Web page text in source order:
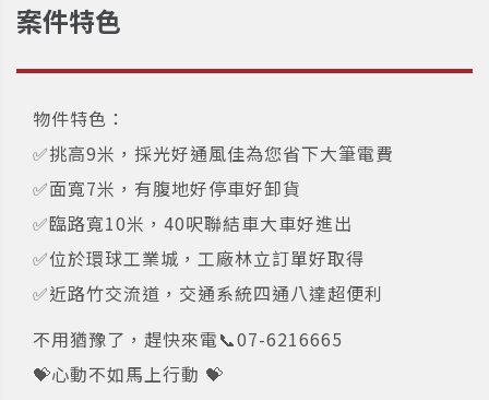
案件特色
物件特色：
✅挑高9米，採光好通風佳為您省下大筆電費
✅面寬7米，有腹地好停車好卸貨
✅臨路寬10米，40呎聯結車大車好進出
✅位於環球工業城，工廠林立訂單好取得
✅近路竹交流道，交通系統四通八達超便利
不用猶豫了，趕快來電📞07-6216665
💝心動不如馬上行動 💝